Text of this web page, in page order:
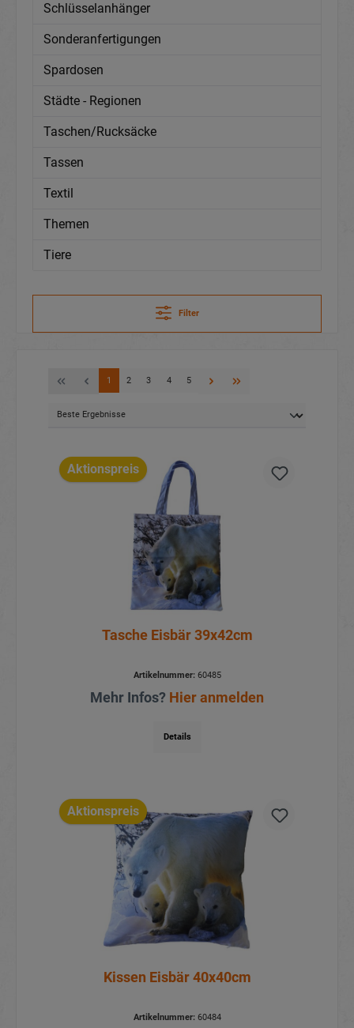
Schlüsselanhänger
Sonderanfertigungen
Spardosen
Städte - Regionen
Taschen/Rucksäcke
Tassen
Textil
Themen
Tiere
Filter
1 2 3 4 5
Aktionspreis
Tasche Eisbär 39x42cm
Artikelnummer:60485
Mehr Infos? Hier anmelden
Details
Aktionspreis
Kissen Eisbär 40x40cm
Artikelnummer:60484